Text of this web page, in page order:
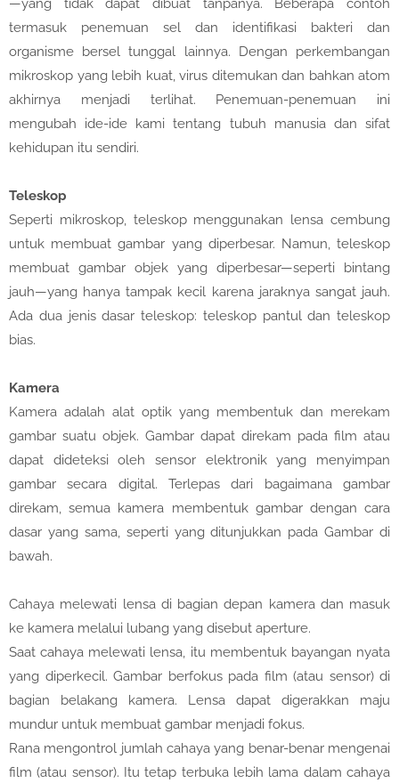
—yang tidak dapat dibuat tanpanya. Beberapa contoh
termasuk penemuan sel dan identifikasi bakteri dan
organisme bersel tunggal lainnya. Dengan perkembangan
mikroskop yang lebih kuat, virus ditemukan dan bahkan atom
akhirnya menjadi terlihat. Penemuan-penemuan ini
mengubah ide-ide kami tentang tubuh manusia dan sifat
kehidupan itu sendiri.
Teleskop
Seperti mikroskop, teleskop menggunakan lensa cembung
untuk membuat gambar yang diperbesar. Namun, teleskop
membuat gambar objek yang diperbesar—seperti bintang
jauh—yang hanya tampak kecil karena jaraknya sangat jauh.
Ada dua jenis dasar teleskop: teleskop pantul dan teleskop
bias.
Kamera
Kamera adalah alat optik yang membentuk dan merekam
gambar suatu objek. Gambar dapat direkam pada film atau
dapat dideteksi oleh sensor elektronik yang menyimpan
gambar secara digital. Terlepas dari bagaimana gambar
direkam, semua kamera membentuk gambar dengan cara
dasar yang sama, seperti yang ditunjukkan pada Gambar di
bawah.
Cahaya melewati lensa di bagian depan kamera dan masuk
ke kamera melalui lubang yang disebut aperture.
Saat cahaya melewati lensa, itu membentuk bayangan nyata
yang diperkecil. Gambar berfokus pada film (atau sensor) di
bagian belakang kamera. Lensa dapat digerakkan maju
mundur untuk membuat gambar menjadi fokus.
Rana mengontrol jumlah cahaya yang benar-benar mengenai
film (atau sensor). Itu tetap terbuka lebih lama dalam cahaya